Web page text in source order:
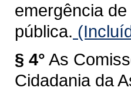
emergência
pública.
§ 4° As
Cidadania da